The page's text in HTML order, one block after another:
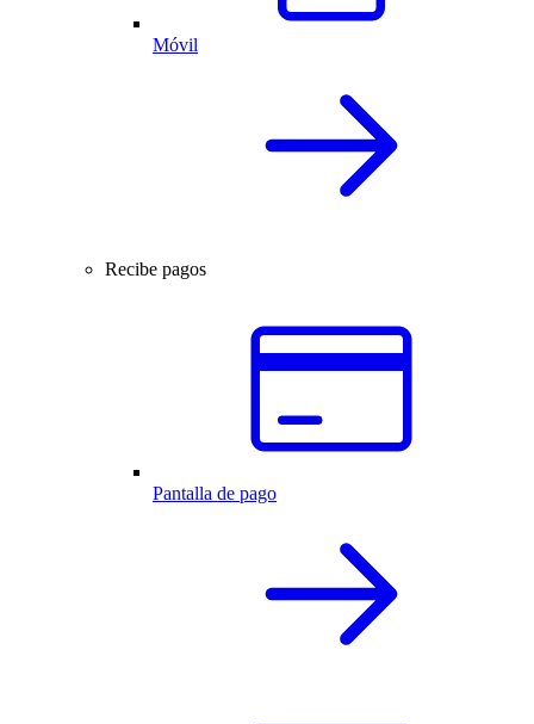
Móvil
Recibe pagos
Pantalla de pago